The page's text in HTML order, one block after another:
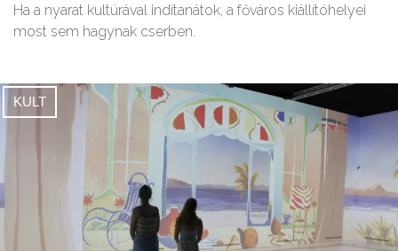
Ha a nyarat kultúrával indítanátok, a főváros kiállítóhelyei
most sem hagynak cserben.
KULT